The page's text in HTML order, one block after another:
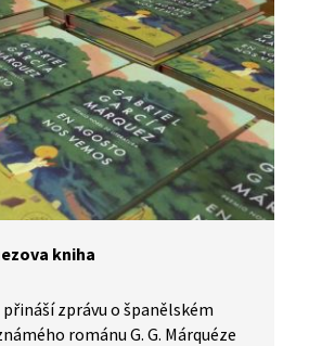
překladatelka a literární
Je Houellebecq
spisovatelem, nebo jen
kniha
zprávu o španělském
románu G. G. Márquéze